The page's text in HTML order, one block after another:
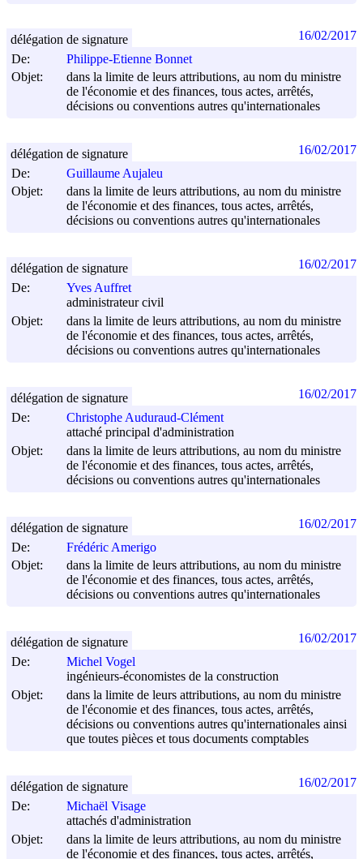
De:
Philippe-Etienne Bonnet
Objet:
dans la limite de leurs attributions, au nom du ministre
de l'économie et des finances, tous actes, arrêtés,
décisions ou conventions autres qu'internationales
délégation de signature 16/02/2017
De:
Guillaume Aujaleu
Objet:
dans la limite de leurs attributions, au nom du ministre
de l'économie et des finances, tous actes, arrêtés,
décisions ou conventions autres qu'internationales
délégation de signature 16/02/2017
De:
Yves Auffret
administrateur civil
Objet:
dans la limite de leurs attributions, au nom du ministre
de l'économie et des finances, tous actes, arrêtés,
décisions ou conventions autres qu'internationales
délégation de signature 16/02/2017
De:
Christophe Auduraud-Clément
attaché principal d'administration
Objet:
dans la limite de leurs attributions, au nom du ministre
de l'économie et des finances, tous actes, arrêtés,
décisions ou conventions autres qu'internationales
délégation de signature 16/02/2017
De:
Frédéric Amerigo
Objet:
dans la limite de leurs attributions, au nom du ministre
de l'économie et des finances, tous actes, arrêtés,
décisions ou conventions autres qu'internationales
délégation de signature 16/02/2017
De:
Michel Vogel
ingénieurs-économistes de la construction
Objet:
dans la limite de leurs attributions, au nom du ministre
de l'économie et des finances, tous actes, arrêtés,
décisions ou conventions autres qu'internationales ainsi
que toutes pièces et tous documents comptables
délégation de signature 16/02/2017
De:
Michaël Visage
attachés d'administration
Objet:
dans la limite de leurs attributions, au nom du ministre
de l'économie et des finances, tous actes, arrêtés,
délégation de signature 16/02/2017